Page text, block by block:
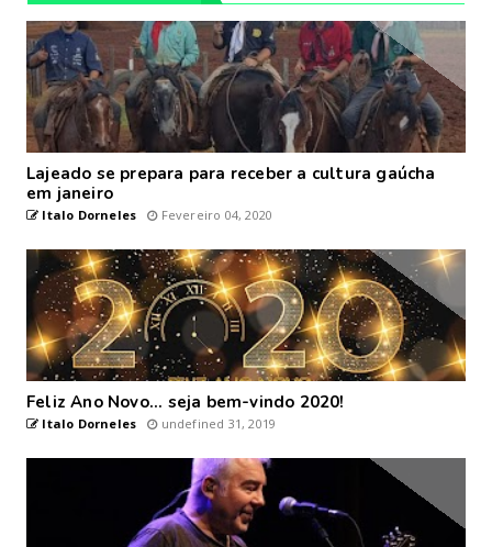
Lajeado se prepara para receber a cultura gaúcha
em janeiro
Italo Dorneles Fevereiro 04, 2020
Feliz Ano Novo... seja bem-vindo 2020!
Italo Dorneles undefined 31, 2019